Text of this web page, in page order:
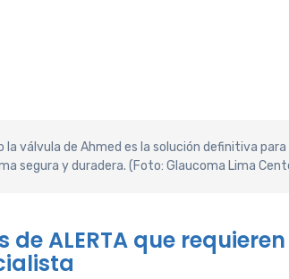
la válvula de Ahmed es la solución definitiva
segura y duradera. (Foto: Glaucoma Lima
de ALERTA que